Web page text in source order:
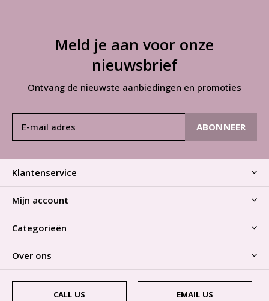
Meld je aan voor onze
nieuwsbrief
Ontvang de nieuwste aanbiedingen en promoties
ABONNEER
Klantenservice
Mijn account
Categorieën
Over ons
CALL US EMAIL US